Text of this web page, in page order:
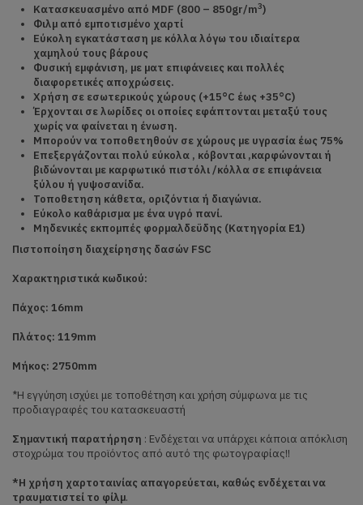
Κατασκευασμένο από MDF (800 – 850gr/m3)
Φιλμ από εμποτισμένο χαρτί
Εύκολη εγκατάσταση με κόλλα λόγω του ιδιαίτερα
χαμηλού τους βάρους
Φυσική εμφάνιση, με ματ επιφάνειες και πολλές
διαφορετικές αποχρώσεις.
Χρήση σε εσωτερικούς χώρους (+15°C έως +35°C)
Έρχονται σε λωρίδες οι οποίες εφάπτονται μεταξύ τους
χωρίς να φαίνεται η ένωση.
Μπορούν να τοποθετηθούν σε χώρους με υγρασία έως 75%
Επεξεργάζονται πολύ εύκολα , κόβονται ,καρφώνονται ή
βιδώνονται με καρφωτικό πιστόλι /κόλλα σε επιφάνεια
ξύλου ή γυψοσανίδα.
Τοποθετηση κάθετα, οριζόντια ή διαγώνια.
Εύκολο καθάρισμα με ένα υγρό πανί.
Μηδενικές εκπομπές φορμαλδεϋδης (Κατηγορία Ε1)
Πιστοποίηση διαχείρησης δασών FSC
Χαρακτηριστικά κωδικού:
Πάχος: 16mm
Πλάτος: 119mm
Μήκος: 2750mm
*Η εγγύηση ισχύει με τοποθέτηση και χρήση σύμφωνα με τις
προδιαγραφές του κατασκευαστή
Σημαντική παρατήρηση : Ενδέχεται να υπάρχει κάποια απόκλιση
στοχρώμα του προϊόντος από αυτό της φωτογραφίας!!
*Η χρήση χαρτοταινίας απαγορεύεται, καθώς ενδέχεται να
τραυματιστεί το φίλμ.